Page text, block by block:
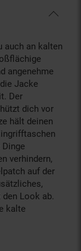
auch an kalten
angenehme
Jacke
Der
dich vor
hält deinen
verhindern,
auf der
den Look ab.
kalte